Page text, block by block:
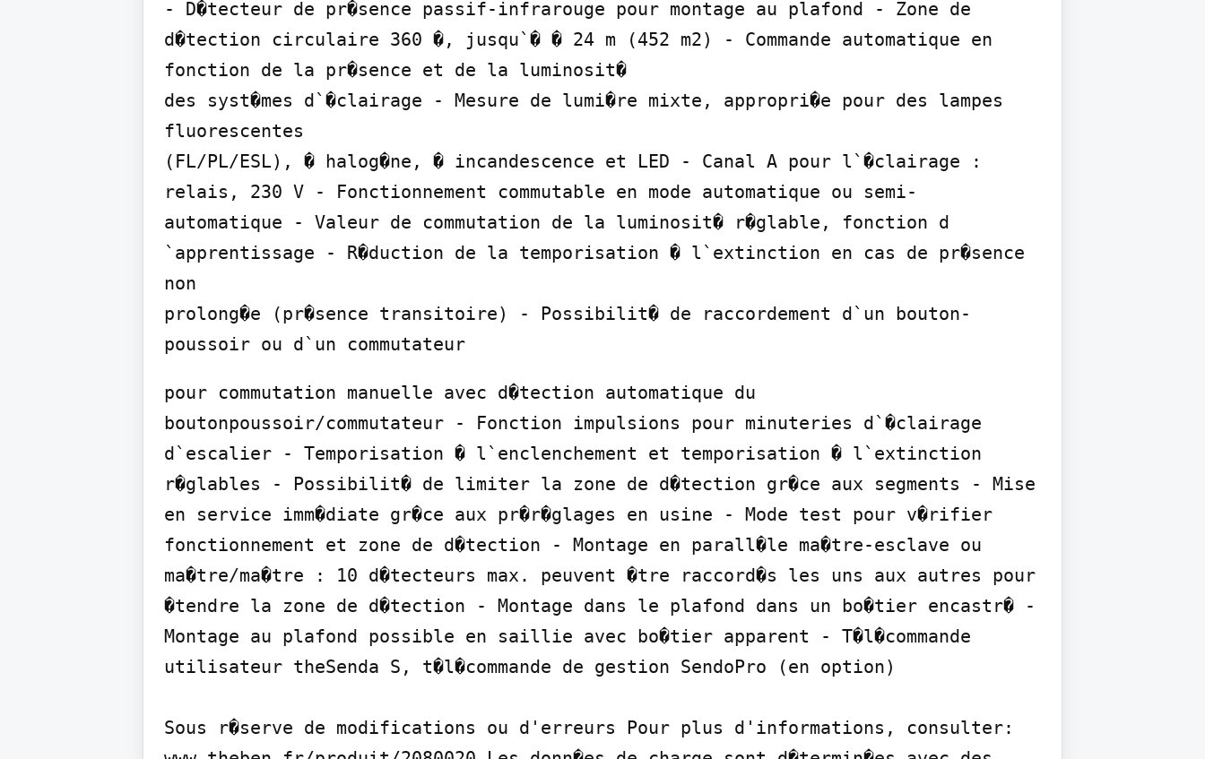
- D�tecteur de pr�sence passif-infrarouge pour montage au plafond - Zone de
d�tection circulaire 360 �, jusqu`� � 24 m (452 m2) - Commande automatique en
fonction de la pr�sence et de la luminosit�
des syst�mes d`�clairage - Mesure de lumi�re mixte, appropri�e pour des lampes
fluorescentes
(FL/PL/ESL), � halog�ne, � incandescence et LED - Canal A pour l`�clairage :
relais, 230 V - Fonctionnement commutable en mode automatique ou semi-
automatique - Valeur de commutation de la luminosit� r�glable, fonction d
`apprentissage - R�duction de la temporisation � l`extinction en cas de pr�sence
non
prolong�e (pr�sence transitoire) - Possibilit� de raccordement d`un bouton-
poussoir ou d`un commutateur
pour commutation manuelle avec d�tection automatique du
boutonpoussoir/commutateur - Fonction impulsions pour minuteries d`�clairage
d`escalier - Temporisation � l`enclenchement et temporisation � l`extinction
r�glables - Possibilit� de limiter la zone de d�tection gr�ce aux segments - Mise
en service imm�diate gr�ce aux pr�r�glages en usine - Mode test pour v�rifier
fonctionnement et zone de d�tection - Montage en parall�le ma�tre-esclave ou
ma�tre/ma�tre : 10 d�tecteurs max. peuvent �tre raccord�s les uns aux autres pour
�tendre la zone de d�tection - Montage dans le plafond dans un bo�tier encastr� -
Montage au plafond possible en saillie avec bo�tier apparent - T�l�commande
utilisateur theSenda S, t�l�commande de gestion SendoPro (en option)
Sous r�serve de modifications ou d'erreurs Pour plus d'informations, consulter: